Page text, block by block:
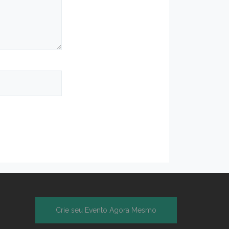
Crie seu Evento Agora Mesmo